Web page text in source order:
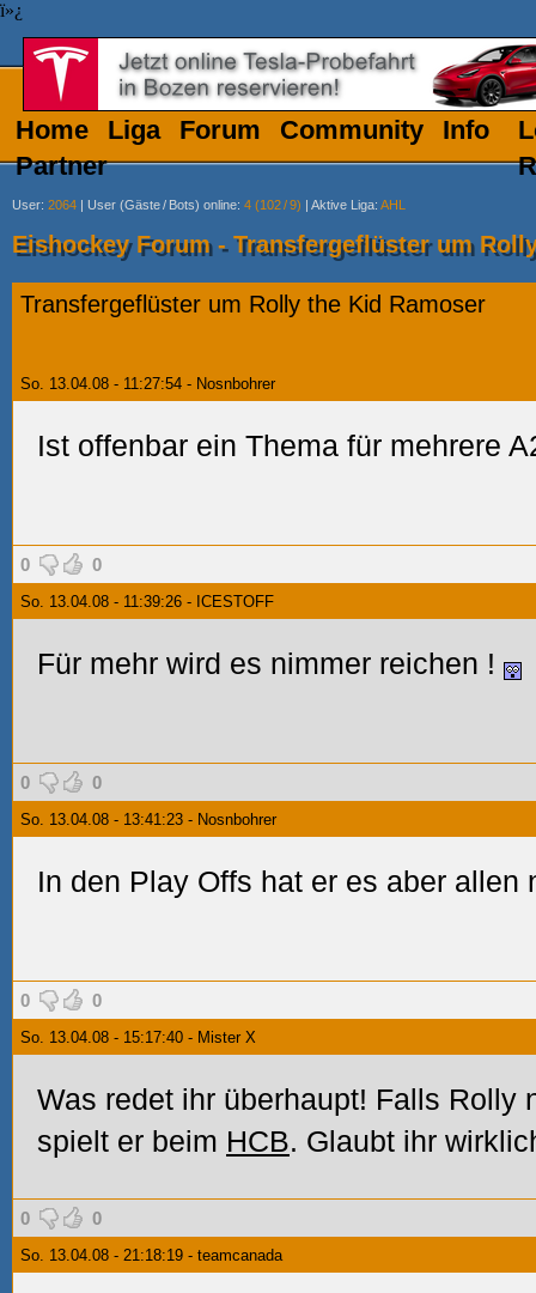
ï»¿
Home Liga Forum Community
Info
Partner
User: 2064 | User (Gäste/ Bots) online: 4 (102/9) | Aktive Liga: AHL
Eishockey Forum - Transfergeflüster um
Transfergeflüster um Rolly the Kid Ramoser
So. 13.04.08 - 11:27:54 - Nosnbohrer
Ist offenbar ein Thema für mehrere
0 0
So. 13.04.08 - 11:39:26 - ICESTOFF
Für mehr wird es nimmer reichen !
0 0
So. 13.04.08 - 13:41:23 - Nosnbohrer
In den Play Offs hat er es aber allen
0 0
So. 13.04.08 - 15:17:40 - Mister X
Was redet ihr überhaupt! Falls Rolly
spielt er beim HCB. Glaubt ihr
0 0
So. 13.04.08 - 21:18:19 - teamcanada